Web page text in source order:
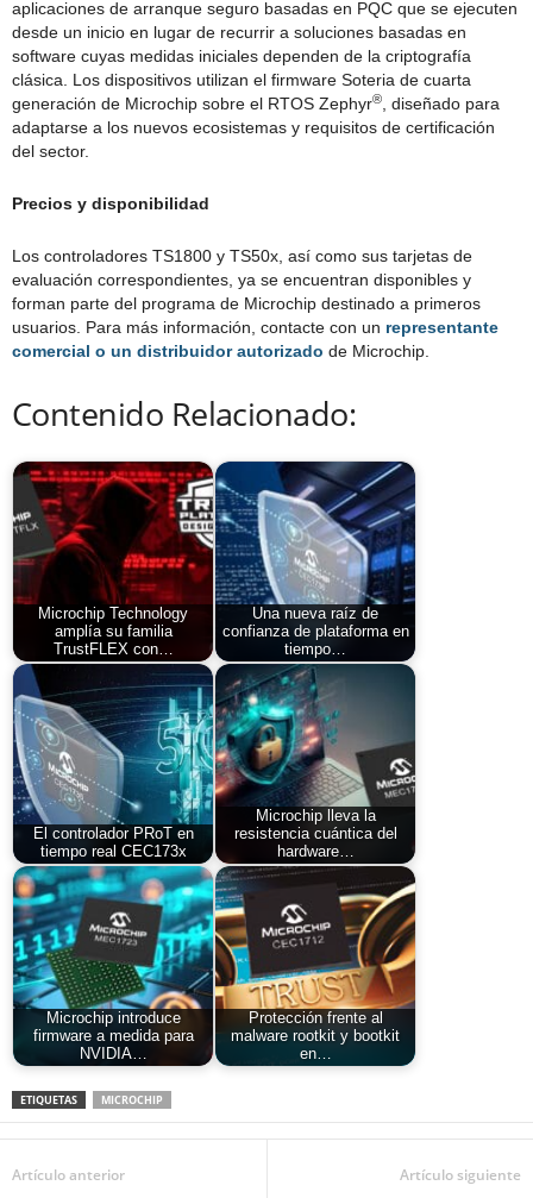
aplicaciones de arranque seguro basadas en PQC que se ejecuten
desde un inicio en lugar de recurrir a soluciones basadas en
software cuyas medidas iniciales dependen de la criptografía
clásica. Los dispositivos utilizan el firmware Soteria de cuarta
generación de Microchip sobre el RTOS Zephyr®
, diseñado para
adaptarse a los nuevos ecosistemas y requisitos de certificación
del sector.
Precios y disponibilidad
Los controladores TS1800 y TS50x, así como sus tarjetas de
evaluación correspondientes, ya se encuentran disponibles y
forman parte del programa de Microchip destinado a primeros
usuarios. Para más información, contacte con un representante
comercial o un distribuidor autorizado de Microchip.
Contenido Relacionado:
Microchip Technology
amplía su familia
TrustFLEX con…
Una nueva raíz de
confianza de plataforma en
tiempo…
El controlador PRoT en
tiempo real CEC173x
Microchip lleva la
resistencia cuántica del
hardware…
Microchip introduce
firmware a medida para
NVIDIA…
Protección frente al
malware rootkit y bootkit
en…
ETIQUETAS MICROCHIP
Artículo anterior Artículo siguiente